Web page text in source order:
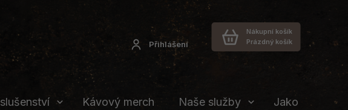
Přihlášení
Nákupní košík
Prázdný košík
Kávový merch Naše služby Jakou vybrat